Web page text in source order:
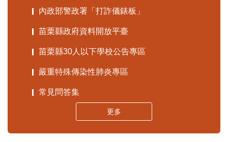
內政部警政署「打詐儀錶板」
苗栗縣政府資料開放平臺
苗栗縣30人以下學校公告專區
嚴重特殊傳染性肺炎專區
常見問答集
更多